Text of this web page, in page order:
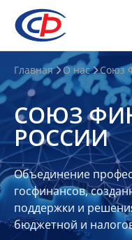
О
нас
О
СФР
Совет
Союза
Участники
Планы
Главная О нас Союз
СОЮЗ
РОССИИ
Объединение
госфинансов,
поддержки и
бюджетной и